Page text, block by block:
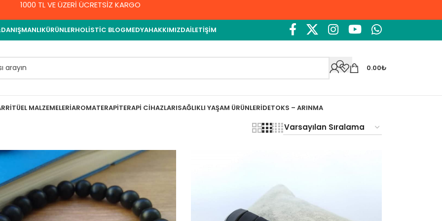
1000 TL VE ÜZERİ ÜCRETSİZ KARGO
ÜRÜNLERHOLISTIC BLOGMEDYAHAKKIMIZDAİLETIŞIM
0.00₺
RITÜEL MALZEMELERIAROMATERAPITERAPI CIHAZLARISAĞLIKLI YAŞAM ÜRÜNLERIDETOKS – ARINMA